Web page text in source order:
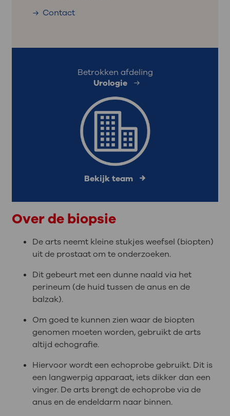
Contact
Betrokken afdeling
Urologie
Bekijk team
Over de biopsie
De arts neemt kleine stukjes weefsel (biopten)
uit de prostaat om te onderzoeken.
Dit gebeurt met een dunne naald via het
perineum (de huid tussen de anus en de
balzak).
Om goed te kunnen zien waar de biopten
genomen moeten worden, gebruikt de arts
altijd echografie.
Hiervoor wordt een echoprobe gebruikt. Dit is
een langwerpig apparaat, iets dikker dan een
vinger. De arts brengt de echoprobe via de
anus en de endeldarm naar binnen.